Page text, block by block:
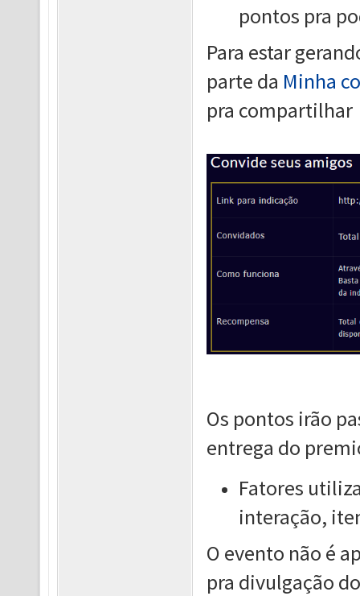
pontos pra
Para estar
parte da Minha
pra compartilhar
Os pontos irão
entrega do
Fatores
interação,
O evento não é
pra divulgação